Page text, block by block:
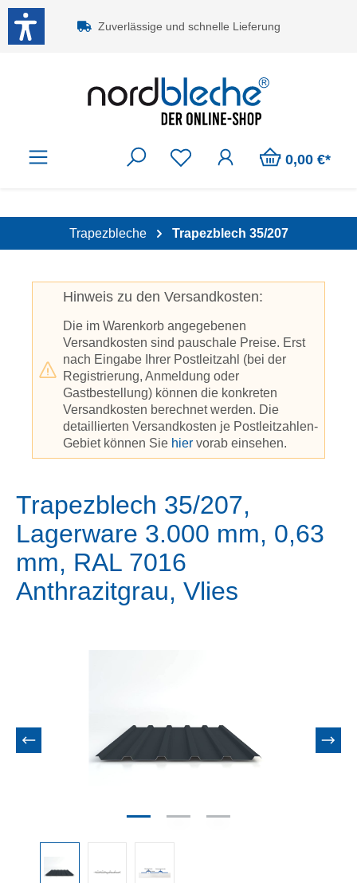
Zum Hauptinhalt springen
Zuverlässige und schnelle Lieferung
0,00 €*
Trapezbleche Trapezblech 35/207
Hinweis zu den Versandkosten:
Die im Warenkorb angegebenen
Versandkosten sind pauschale Preise. Erst
nach Eingabe Ihrer Postleitzahl (bei der
Registrierung, Anmeldung oder
Gastbestellung) können die konkreten
Versandkosten berechnet werden. Die
detaillierten Versandkosten je Postleitzahlen-
Gebiet können Sie hier vorab einsehen.
Trapezblech 35/207,
Lagerware 3.000 mm, 0,63
mm, RAL 7016
Anthrazitgrau, Vlies